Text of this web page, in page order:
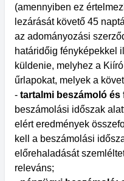
(amennyiben ez
lezárását követő 45
az adományozási
határidőig fényképekkel
küldenie, melyhez a
űrlapokat, melyek a
- tartalmi beszámoló
beszámolási időszak
elért eredmények
kell a beszámolási
előrehaladását
releváns;